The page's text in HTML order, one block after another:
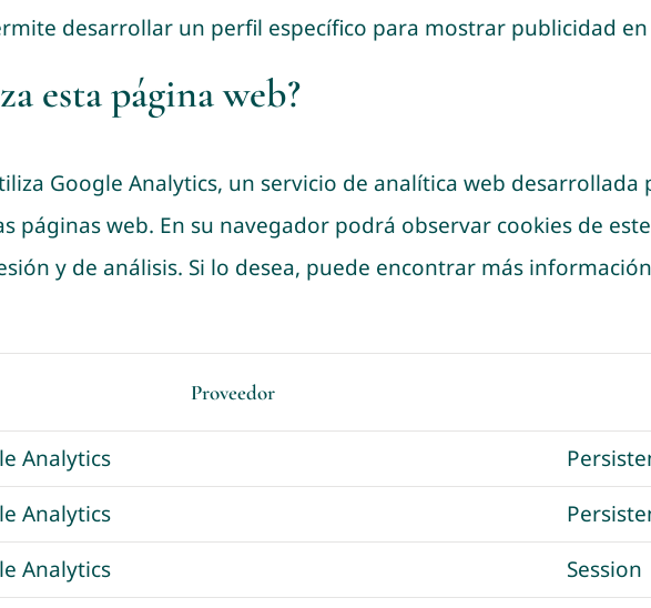
desarrollar un perfil específico para mostrar publicidad
esta página web?
Google Analytics, un servicio de analítica web
páginas web. En su navegador podrá observar cookies de
y de análisis. Si lo desea, puede encontrar más
Proveedor
Analytics
Analytics
Analytics
Session